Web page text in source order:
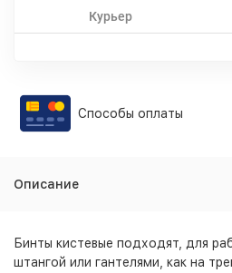
Курьер
Способы оплаты
Описание
Бинты кистевые подходят, для
штангой или гантелями, как на